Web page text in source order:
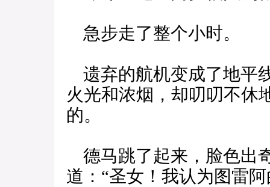
急步走了整个小时。
遗弃的航机变成了地平
火光和浓烟，却叨叨不休
的。
德马跳了起来，脸色出
道：“圣女！我认为图雷